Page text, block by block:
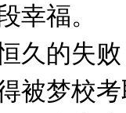
幸福。
久的失
被梦校